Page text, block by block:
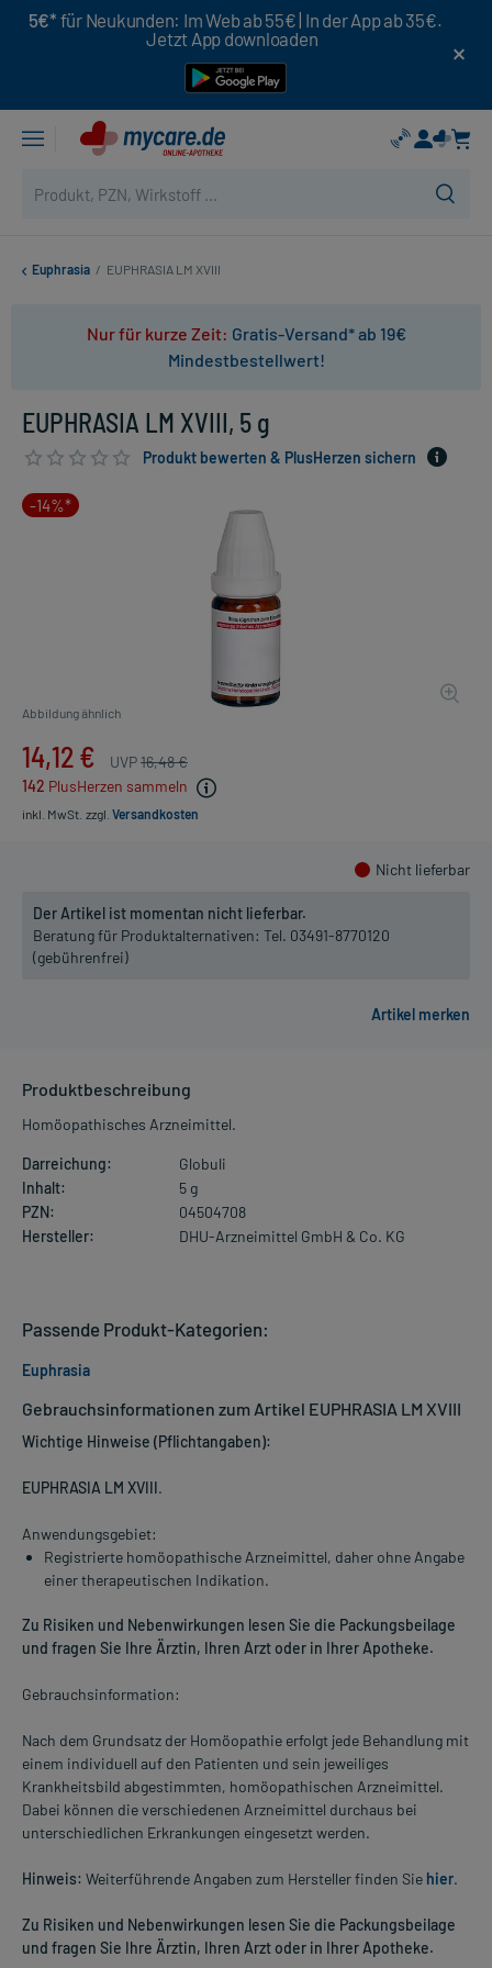
5€* für Neukunden: Im Web ab 55€ | In der App ab 35€.
Jetzt App downloaden
Euphrasia / EUPHRASIA LM XVIII
Nur für kurze Zeit: Gratis-Versand* ab 19€
Mindestbestellwert!
EUPHRASIA LM XVIII, 5 g
Produkt bewerten & PlusHerzen sichern
-14%*
Abbildung ähnlich
14,12 € UVP16,48 €
142 PlusHerzen sammeln
inkl. MwSt. zzgl. Versandkosten
Nicht lieferbar
Der Artikel ist momentan nicht lieferbar.
Beratung für Produktalternativen: Tel. 03491-8770120
(gebührenfrei)
Produktbeschreibung
Homöopathisches Arzneimittel.
Darreichung:
Globuli
Inhalt:
5 g
PZN:
04504708
Hersteller:
DHU-Arzneimittel GmbH & Co. KG
Gebrauchsinformationen zum Artikel EUPHRASIA LM XVIII
Wichtige Hinweise (Pflichtangaben):
EUPHRASIA LM XVIII.
Anwendungsgebiet:
Registrierte homöopathische Arzneimittel, daher ohne Angabe
einer therapeutischen Indikation.
Zu Risiken und Nebenwirkungen lesen Sie die Packungsbeilage
und fragen Sie Ihre Ärztin, Ihren Arzt oder in Ihrer Apotheke.
Gebrauchsinformation:
Nach dem Grundsatz der Homöopathie erfolgt jede Behandlung mit
einem individuell auf den Patienten und sein jeweiliges
Krankheitsbild abgestimmten, homöopathischen Arzneimittel.
Dabei können die verschiedenen Arzneimittel durchaus bei
unterschiedlichen Erkrankungen eingesetzt werden.
Hinweis: Weiterführende Angaben zum Hersteller finden Sie hier.
Zu Risiken und Nebenwirkungen lesen Sie die Packungsbeilage
und fragen Sie Ihre Ärztin, Ihren Arzt oder in Ihrer Apotheke.
Passende Produkt-Kategorien:
Euphrasia